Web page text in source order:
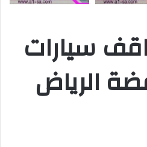
سيارات
الرياض